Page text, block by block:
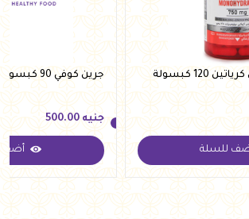
سبورتس سيريس كرياتين 120 كبسولة
للسلة
جرين كوفي 90 كبسوله من فارما زاد
جنيه
جنيه 500.00
أضف